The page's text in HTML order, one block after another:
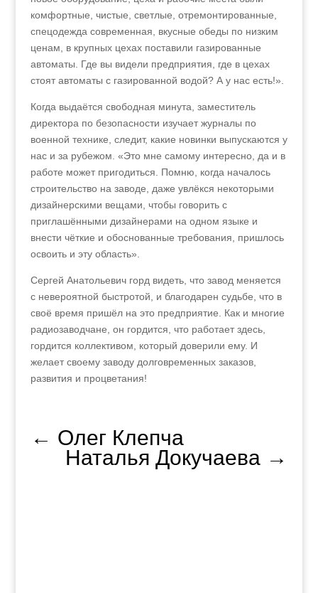
комфортные, чистые, светлые, отремонтированные,
спецодежда современная, вкусные обеды по низким
ценам, в крупных цехах поставили газированные
автоматы. Где вы видели предприятия, где в цехах
стоят автоматы с газированной водой? А у нас есть!».
Когда выдаётся свободная минута, заместитель
директора по безопасности изучает журналы по
военной технике, следит, какие новинки выпускаются у
нас и за рубежом. «Это мне самому интересно, да и в
работе может пригодиться. Помню, когда началось
строительство на заводе, даже увлёкся некоторыми
дизайнерскими вещами, чтобы говорить с
приглашёнными дизайнерами на одном языке и
внести чёткие и обоснованные требования, пришлось
освоить и эту область».
Сергей Анатольевич горд видеть, что завод меняется
с невероятной быстротой, и благодарен судьбе, что в
своё время пришёл на это предприятие. Как и многие
радиозаводчане, он гордится, что работает здесь,
гордится коллективом, который доверили ему. И
желает своему заводу долговременных заказов,
развития и процветания!
← Олег Клепча
Наталья Докучаева →